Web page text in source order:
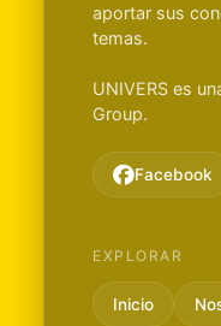
aportar sus
temas.
UNIVERS es
Group.
Facebook
EXPLORAR
Inicio